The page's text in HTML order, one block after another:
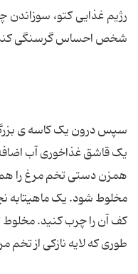
رژیم غذایی کتو، سوزاندن
شخص احساس گرسنگی
سپس درون یک کاسه ی
یک قاشق غذاخوری آب اضافه
همزن دستی تخم مرغ را هم
مخلوط شود. یک ماهیتابه
کف آن را چرب کنید. مخلوط
طوری که لایه نازکی از تخم